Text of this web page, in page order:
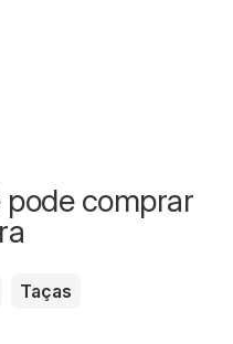
pode comprar
Taças